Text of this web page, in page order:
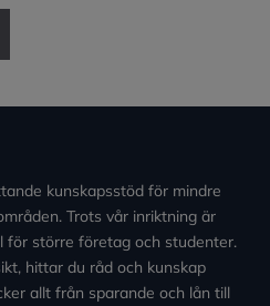
kunskapsstöd för mindre
Trots vår inriktning är
för större företag och studenter.
hittar du råd och kunskap
allt från sparande och lån till